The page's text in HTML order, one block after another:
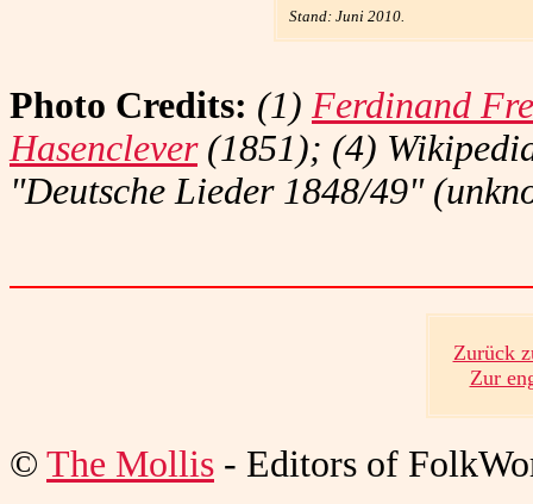
Stand: Juni 2010.
Photo Credits: (1) Ferdinand
Hasenclever(1851); (4)
"Deutsche Lieder 1848/49"
Zurück
Zur
© The Mollis - Editors of